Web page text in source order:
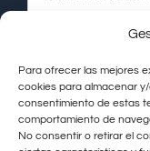
Para ofrecer las mejores
cookies para almacenar
consentimiento de estas
comportamiento de
No consentir o retirar el